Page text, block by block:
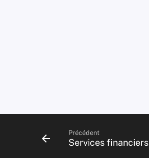
Précédent
Services financiers